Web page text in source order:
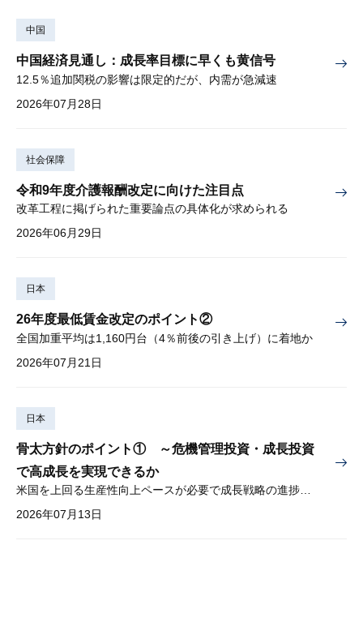
中国
中国経済見通し：成長率目標に早くも黄信号
12.5％追加関税の影響は限定的だが、内需が急減速
2026年07月28日
社会保障
令和9年度介護報酬改定に向けた注目点
改革工程に掲げられた重要論点の具体化が求められる
2026年06月29日
日本
26年度最低賃金改定のポイント②
全国加重平均は1,160円台（4％前後の引き上げ）に着地か
2026年07月21日
日本
骨太方針のポイント① ～危機管理投資・成長投資
で高成長を実現できるか
米国を上回る生産性向上ペースが必要で成長戦略の進捗管理も課題
2026年07月13日